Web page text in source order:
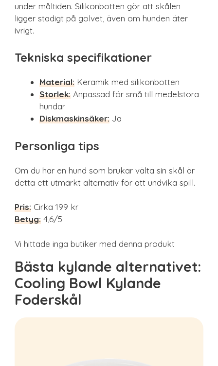
under måltiden. Silikonbotten gör att skålen
ligger stadigt på golvet, även om hunden äter
ivrigt.
Tekniska specifikationer
Material: Keramik med silikonbotten
Storlek: Anpassad för små till medelstora
hundar
Diskmaskinsäker: Ja
Personliga tips
Om du har en hund som brukar välta sin skål är
detta ett utmärkt alternativ för att undvika spill.
Pris: Cirka 199 kr
Betyg: 4,6/5
Vi hittade inga butiker med denna produkt
Bästa kylande alternativet:
Cooling Bowl Kylande
Foderskål